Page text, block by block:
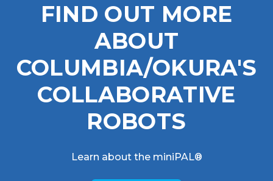
FIND OUT MORE
ABOUT
COLUMBIA/OKURA'S
COLLABORATIVE
ROBOTS
Learn about the miniPAL®